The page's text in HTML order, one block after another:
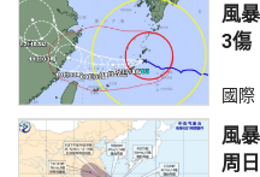
風
3傷
國際
風
周